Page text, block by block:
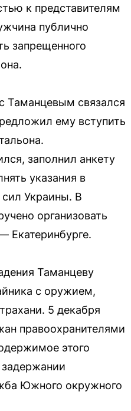
к представителям
публично
запрещенного
Таманцевым связался
ему вступить
заполнил анкету
указания в
Украины. В
организовать
Екатеринбурге.
Таманцеву
с оружием,
5 декабря
правоохранителями
этого
Южного окружного